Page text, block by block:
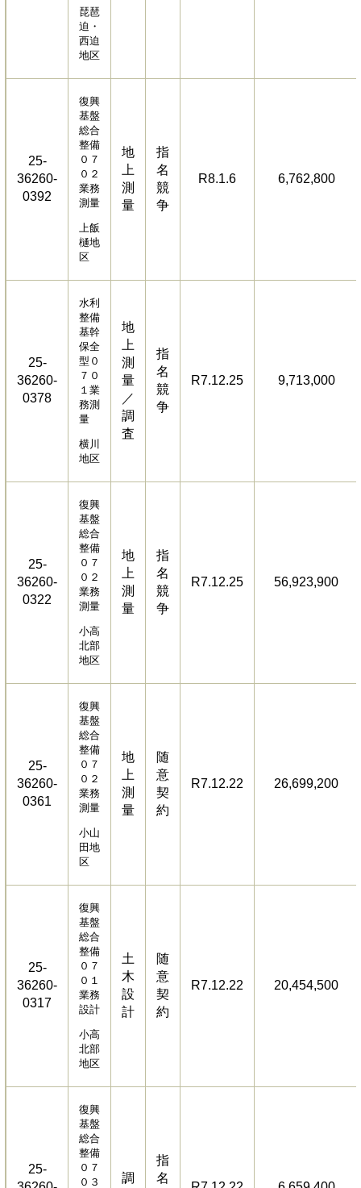
琵琶
迫・
西迫
地区
25-
36260-
0392
復興
基盤
総合
整備
０７
０２
業務
測量
上飯
樋地
区
地
上
測
量
指
名
競
争
R8.1.6 6,762,800
25-
36260-
0378
水利
整備
基幹
保全
型０
７０
１業
務測
量
横川
地区
地
上
測
量
／
調
査
指
名
競
争
R7.12.25 9,713,000
25-
36260-
0322
復興
基盤
総合
整備
０７
０２
業務
測量
小高
北部
地区
地
上
測
量
指
名
競
争
R7.12.25 56,923,900
25-
36260-
0361
復興
基盤
総合
整備
０７
０２
業務
測量
小山
田地
区
地
上
測
量
随
意
契
約
R7.12.22 26,699,200
25-
36260-
0317
復興
基盤
総合
整備
０７
０１
業務
設計
小高
北部
地区
土
木
設
計
随
意
契
約
R7.12.22 20,454,500
25-
復興
基盤
総合
整備
０７
０３
調
指
名